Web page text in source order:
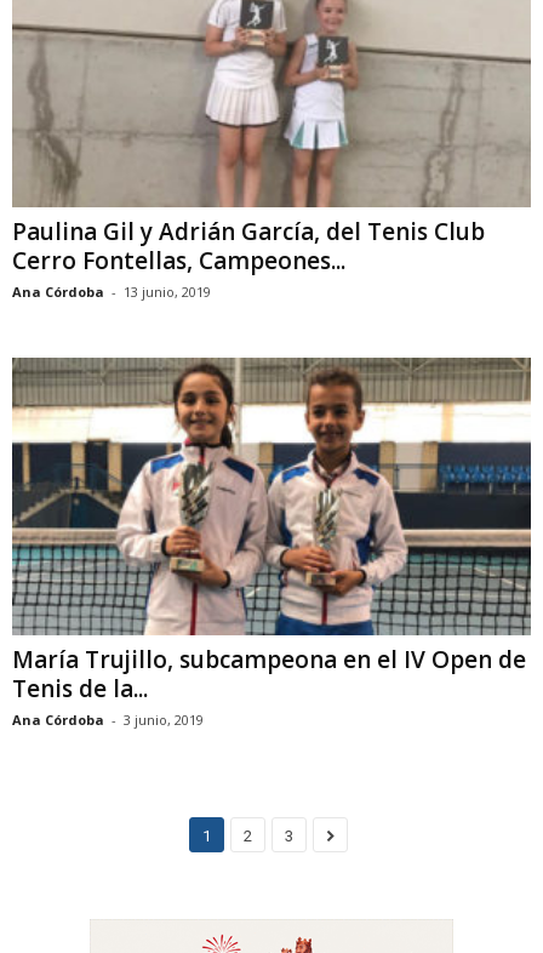
Paulina Gil y Adrián García, del Tenis Club
Cerro Fontellas, Campeones...
Ana Córdoba - 13 junio, 2019
María Trujillo, subcampeona en el IV Open de
Tenis de la...
Ana Córdoba - 3 junio, 2019
1 2 3